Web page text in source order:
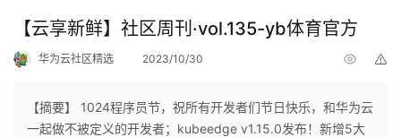
【云享新鲜】社区周刊·vol.135-yb体育官方
华为云社区精选 2023/10/30
【摘要】 1024程序员节，祝所有开发者们节日快乐，和华为云
一起做不被定义的开发者；kubeedge v1.15.0发布！新增5大